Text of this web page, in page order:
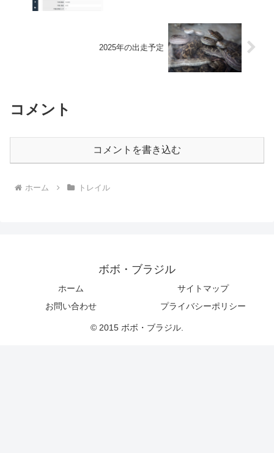
2025年の出走予定
コメント
コメントを書き込む
ホーム トレイル
ボボ・ブラジル
ホーム
サイトマップ
お問い合わせ
プライバシーポリシー
© 2015 ボボ・ブラジル.